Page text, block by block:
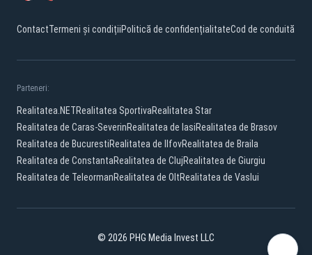
ContactTermeni și condițiiPolitică de confidențialitateCod de conduită
Parteneri:
Realitatea.NETRealitatea SportivaRealitatea Star
Realitatea de Caras-SeverinRealitatea de IasiRealitatea de Brasov
Realitatea de BucurestiRealitatea de IlfovRealitatea de Braila
Realitatea de ConstantaRealitatea de ClujRealitatea de Giurgiu
Realitatea de TeleormanRealitatea de OltRealitatea de Vaslui
© 2026 PHG Media Invest LLC